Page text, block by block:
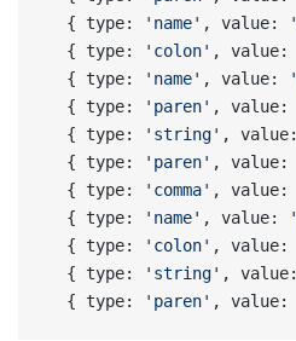
  { type:
'name' , value:
  { type:
'colon' , value:
  { type:
'name' , value:
  { type:
'paren' , value:
  { type:
'string' ,
  { type:
'paren' , value:
  { type:
'comma' , value:
  { type:
'name' , value:
  { type:
'colon' , value:
  { type:
'string' ,
  { type:
'paren' , value: